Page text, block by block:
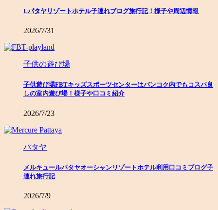
Uパタヤリゾートホテル子連れブログ旅行記！様子や周辺情報
2026/7/31
子供の遊び場
子供遊び場FBTキッズスポーツセンターはバンコク内でもコスパ良
しの室内遊び場！様子や口コミ紹介
2026/7/23
パタヤ
メルキュールパタヤオーシャンリゾートホテル利用口コミブログ子
連れ旅行記
2026/7/9